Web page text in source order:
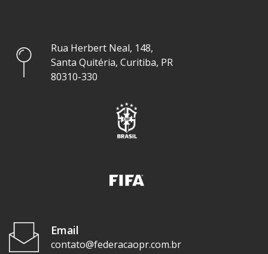
Rua Herbert Neal, 148,
Santa Quitéria, Curitiba, PR
80310-330
Email
contato@federacaopr.com.br